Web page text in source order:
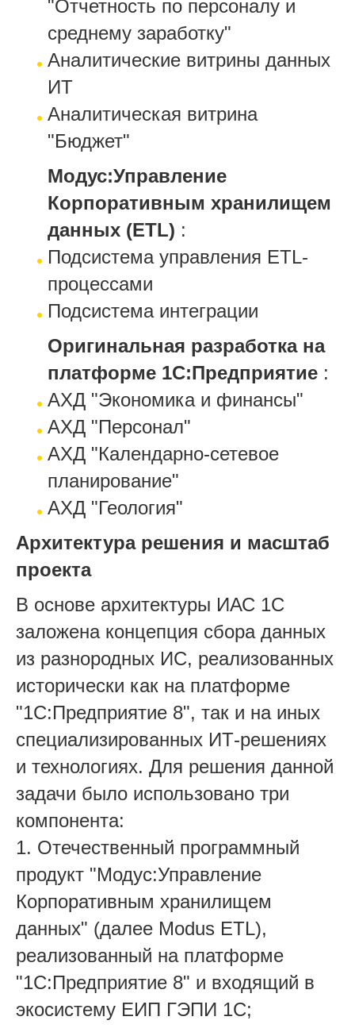
"Отчетность по персоналу и
среднему заработку"
Аналитические витрины данных
ИТ
Аналитическая витрина
"Бюджет"
Модус:Управление
Корпоративным хранилищем
данных (ETL) :
Подсистема управления ETL-
процессами
Подсистема интеграции
Оригинальная разработка на
платформе 1С:Предприятие :
АХД "Экономика и финансы"
АХД "Персонал"
АХД "Календарно-сетевое
планирование"
АХД "Геология"
Архитектура решения и масштаб
проекта
В основе архитектуры ИАС 1С
заложена концепция сбора данных
из разнородных ИС, реализованных
исторически как на платформе
"1С:Предприятие 8", так и на иных
специализированных ИТ-решениях
и технологиях. Для решения данной
задачи было использовано три
компонента:
1. Отечественный программный
продукт "Модус:Управление
Корпоративным хранилищем
данных" (далее Modus ETL),
реализованный на платформе
"1С:Предприятие 8" и входящий в
экосистему ЕИП ГЭПИ 1С;